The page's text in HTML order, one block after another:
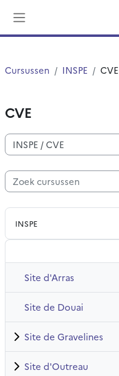
Cursussen INSPE CVE
CVE
Cursuscategorieën
Zoek cursussen
INSPE
Site d'Arras
Site de Douai
Site de Gravelines
Site d'Outreau